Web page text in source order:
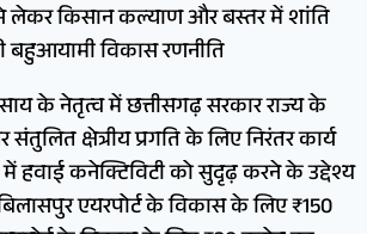
लेकर किसान कल्याण और बस्तर में शांति
विकास रणनीति
के नेतृत्व में छत्तीसगढ़ सरकार राज्य के
क्षेत्रीय प्रगति के लिए निरंतर कार्य
में हवाई कनेक्टिविटी को सुदृढ़ करने के उद्देश्य
एयरपोर्ट के विकास के लिए ₹150